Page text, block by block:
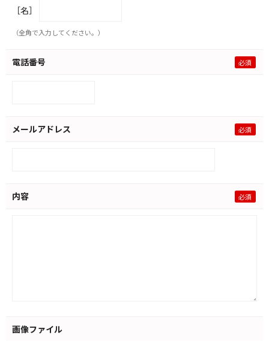
［名］
（全角で入力してください。）
電話番号
メールアドレス
内容
画像ファイル